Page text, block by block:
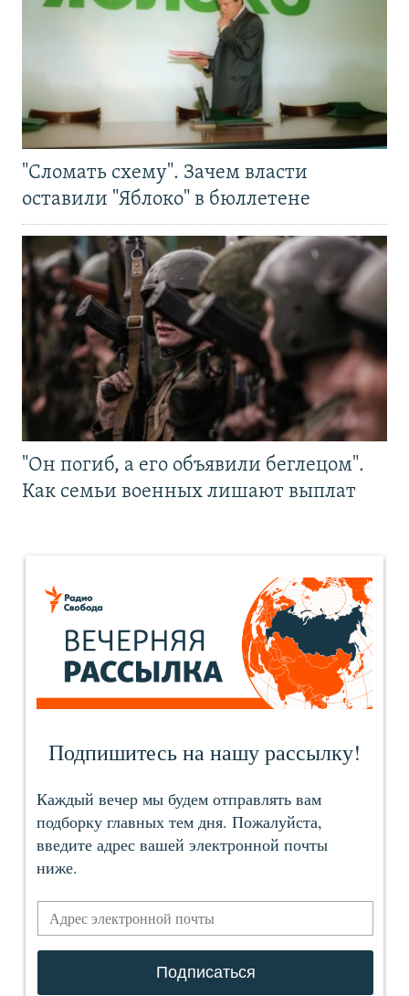
"Сломать схему". Зачем власти
оставили "Яблоко" в бюллетене
"Он погиб, а его объявили беглецом".
Как семьи военных лишают выплат